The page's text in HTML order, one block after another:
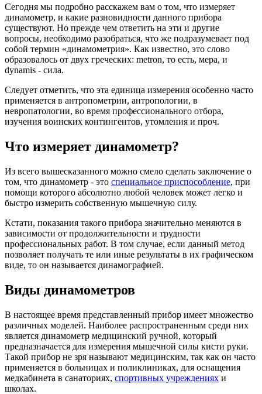
Сегодня мы подробно расскажем вам о том, что измеряет
динамометр, и какие разновидности данного прибора
существуют. Но прежде чем ответить на эти и другие
вопросы, необходимо разобраться, что же подразумевает под
собой термин «динамометрия». Как известно, это слово
образовалось от двух греческих: metron, то есть, мера, и
dynamis - сила.
Следует отметить, что эта единица измерения особенно часто
применяется в антропометрии, антропологии, в
невропатологии, во время профессионального отбора,
изучения воинских контингентов, утомления и проч.
Что измеряет динамометр?
Из всего вышесказанного можно смело сделать заключение о
том, что динамометр - это специальное приспособление, при
помощи которого абсолютно любой человек может легко и
быстро измерить собственную мышечную силу.
Кстати, показания такого прибора значительно меняются в
зависимости от продолжительности и трудности
профессиональных работ. В том случае, если данный метод
позволяет получать те или иные результаты в их графическом
виде, то он называется динамографией.
Виды динамометров
В настоящее время представленный прибор имеет множество
различных моделей. Наиболее распространенным среди них
является динамометр медицинский ручной, который
предназначается для измерения мышечной силы кисти руки.
Такой прибор не зря называют медицинским, так как он часто
применяется в больницах и поликлиниках, для оснащения
медкабинета в санаториях, спортивных учреждениях и
школах.